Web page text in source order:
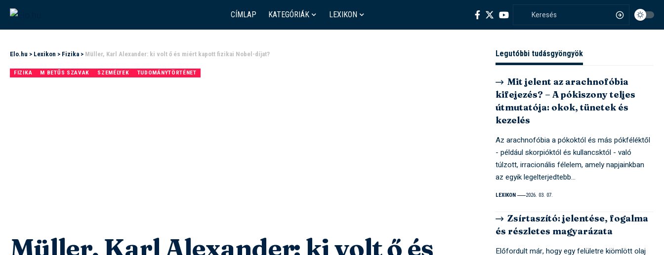
CÍMLAP KATEGÓRIÁK LEXIKON
Elo.hu > Lexikon > Fizika > Müller, Karl Alexander: ki volt ő és miért kapott fizikai Nobel-díjat?
FIZIKA M BETŰS SZAVAK SZEMÉLYEK TUDOMÁNYTÖRTÉNET
Müller, Karl Alexander: ki volt ő és
Legutóbbi tudásgyöngyök
Mit jelent az arachnofóbia
kifejezés? – A pókiszony teljes
útmutatója: okok, tünetek és
kezelés
Az arachnofóbia a pókoktól és más pókféléktől
- például skorpióktól és kullancsktól - való
túlzott, irracionális félelem, amely napjainkban
az egyik legelterjedtebb…
LEXIKON 2026. 03. 07.
Zsírtaszító: jelentése, fogalma
és részletes magyarázata
Előfordult már, hogy egy felületre kiömlött olaj